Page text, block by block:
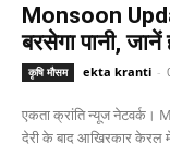
Monsoon
बरसेगा पानी, जानें
कृषि मौसम ekta kranti -
एकता क्रांति न्यूज नेटवर्क।
देरी के बाद आखिरकार केरल